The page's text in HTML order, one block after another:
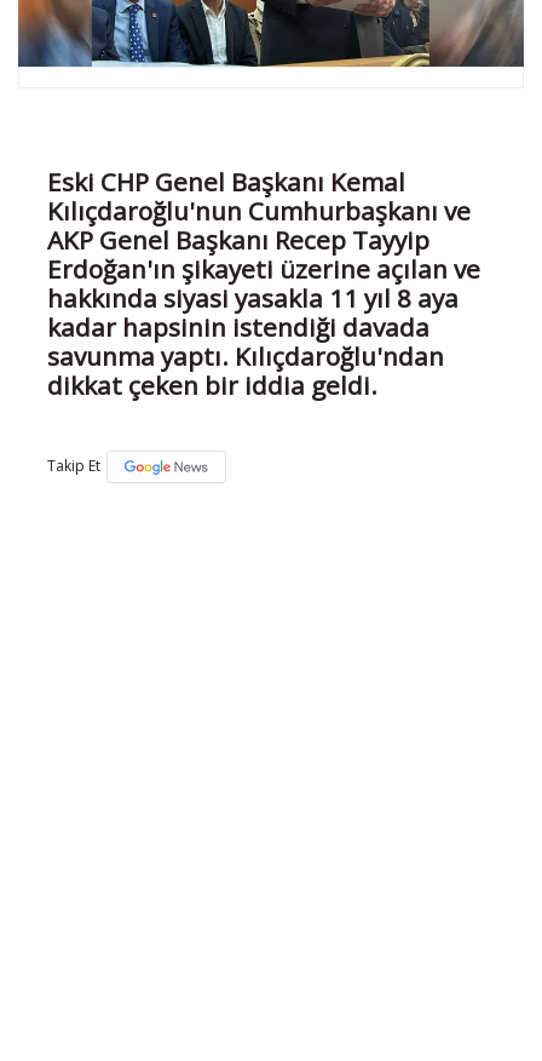
Eski CHP Genel Başkanı Kemal
Kılıçdaroğlu'nun Cumhurbaşkanı ve
AKP Genel Başkanı Recep Tayyip
Erdoğan'ın şikayeti üzerine açılan ve
hakkında siyasi yasakla 11 yıl 8 aya
kadar hapsinin istendiği davada
savunma yaptı. Kılıçdaroğlu'ndan
dikkat çeken bir iddia geldi.
Takip Et